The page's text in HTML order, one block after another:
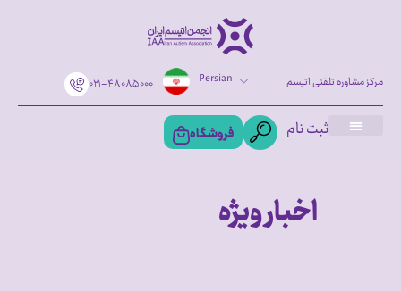
۰۲۱-۴۸۰۸۵۰۰۰ Persian مرکز مشاوره تلفنی اتیسم
ثبت نام فروشگاه
اخبار ویژه